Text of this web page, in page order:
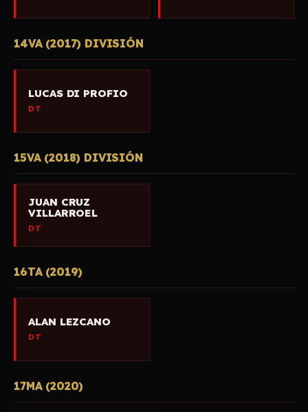
14VA (2017) DIVISIÓN
LUCAS DI PROFIO
DT
15VA (2018) DIVISIÓN
JUAN CRUZ
VILLARROEL
DT
16TA (2019)
ALAN LEZCANO
DT
17MA (2020)